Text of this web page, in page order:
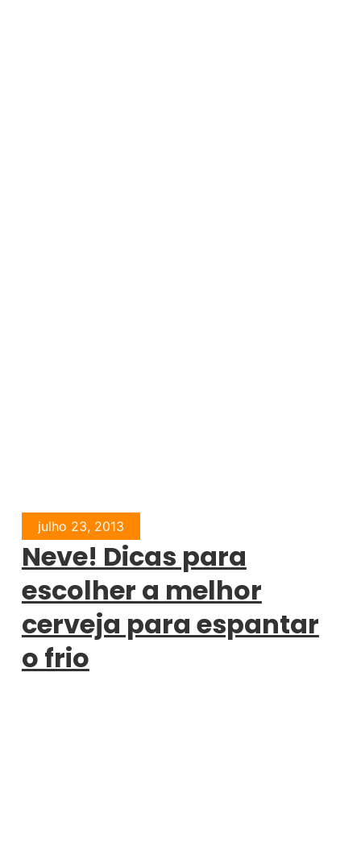
julho 23, 2013
Neve! Dicas para
escolher a melhor
cerveja para espantar
o frio